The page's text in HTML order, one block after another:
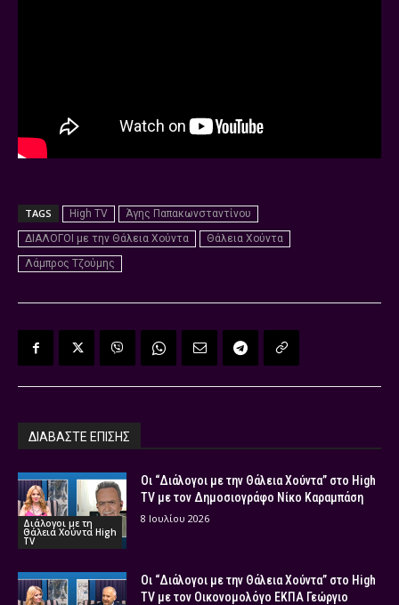
TAGS High TV
Άγης Παπακωνσταντίνου
ΔΙΑΛΟΓΟΙ με την Θάλεια Χούντα
Θάλεια Χούντα
Λάμπρος Τζούμης
ΔΙΑΒΑΣΤΕ ΕΠΙΣΗΣ
Διάλογοι με τη
Θάλεια Χούντα High
TV
Οι “Διάλογοι με την Θάλεια Χούντα” στο High
TV με τον Δημοσιογράφο Νίκο Καραμπάση
8 Ιουλίου 2026
Οι “Διάλογοι με την Θάλεια Χούντα” στο High
TV με τον Οικονομολόγο ΕΚΠΑ Γεώργιο